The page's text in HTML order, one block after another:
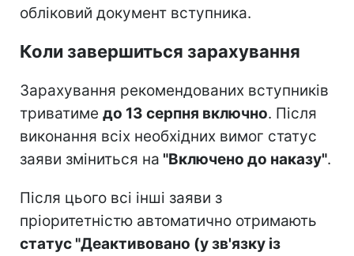
обліковий документ вступника.
Коли завершиться зарахування
Зарахування рекомендованих вступників
триватиме до 13 серпня включно. Після
виконання всіх необхідних вимог статус
заяви зміниться на "Включено до наказу".
Після цього всі інші заяви з
пріоритетністю автоматично отримають
статус "Деактивовано (у зв'язку із